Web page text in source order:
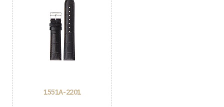
1551A-2201